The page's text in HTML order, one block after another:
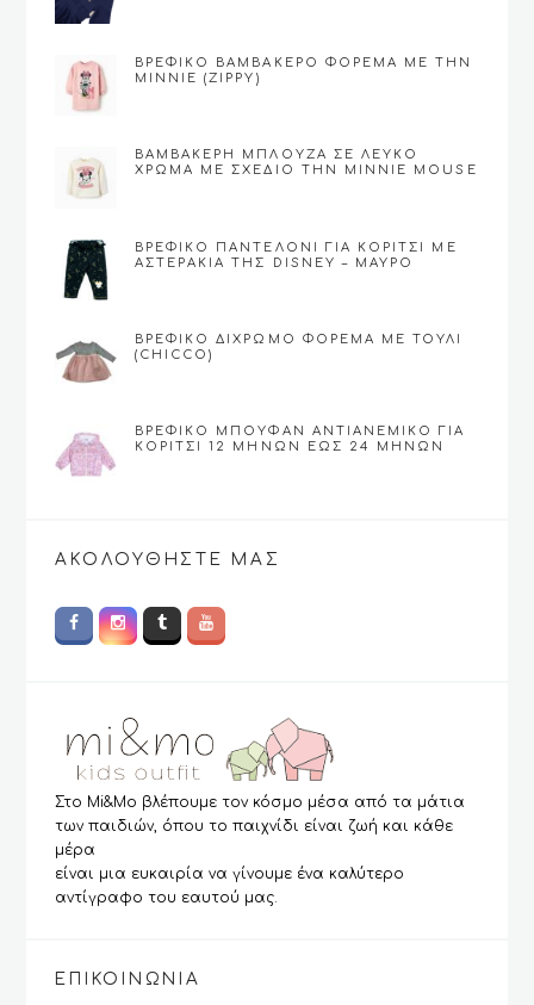
ΒΡΕΦΙΚΟ ΒΑΜΒΑΚΕΡΌ ΦΌΡΕΜΑ ΜΕ ΤΗΝ
MINNIE (ZIPPY)
ΒΑΜΒΑΚΕΡΉ ΜΠΛΟΎΖΑ ΣΕ ΛΕΥΚΌ
ΧΡΏΜΑ ΜΕ ΣΧΈΔΙΟ ΤΗΝ MINNIE MOUSE
ΒΡΕΦΙΚΌ ΠΑΝΤΕΛΌΝΙ ΓΙΑ ΚΟΡΊΤΣΙ ΜΕ
ΑΣΤΕΡΆΚΙΑ ΤΗΣ DISNEY – ΜΑΎΡΟ
ΒΡΕΦΙΚΟ ΔΊΧΡΩΜΟ ΦΌΡΕΜΑ ΜΕ ΤΟΎΛΙ
(CHICCO)
ΒΡΕΦΙΚΌ ΜΠΟΥΦΆΝ ΑΝΤΙΑΝΕΜΙΚΌ ΓΙΑ
ΚΟΡΊΤΣΙ 12 ΜΗΝΏΝ ΕΩΣ 24 ΜΗΝΏΝ
ΑΚΟΛΟΥΘΉΣΤΕ ΜΑΣ
Στο Mi&Mo βλέπουμε τον κόσμο μέσα από τα μάτια
των παιδιών, όπου το παιχνίδι είναι ζωή και κάθε
μέρα
είναι μια ευκαιρία να γίνουμε ένα καλύτερο
αντίγραφο του εαυτού μας.
ΕΠΙΚΟΙΝΩΝΊΑ